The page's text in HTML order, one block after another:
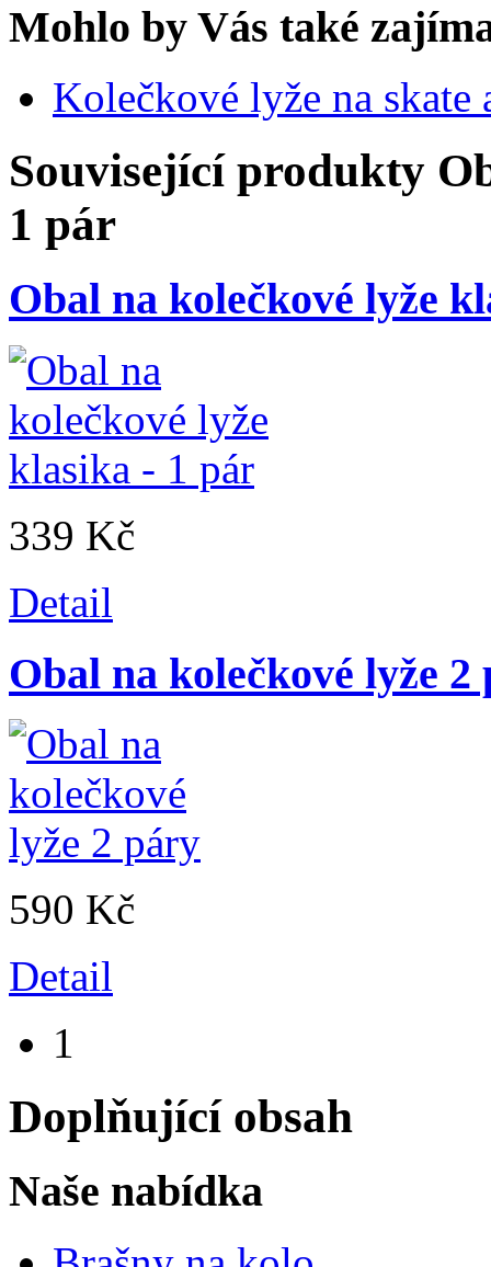
Mohlo by Vás také
Kolečkové lyže na skate
Související produkty
1 pár
Obal na kolečkové lyže
339 Kč
Detail
Obal na kolečkové lyže 2
590 Kč
Detail
1
Doplňující obsah
Naše nabídka